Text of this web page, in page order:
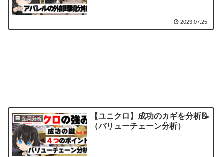
2023.07.25
🏢 企業分析
【ユニクロ】成功のカギを分析📝
（バリューチェーン分析）